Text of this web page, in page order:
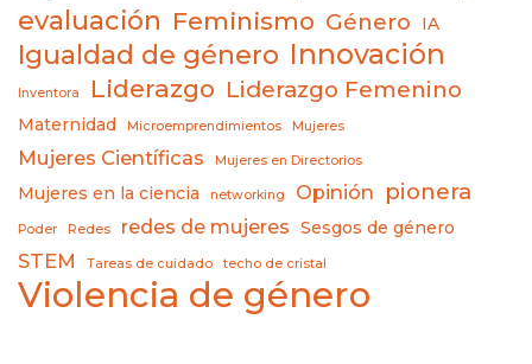
evaluación Feminismo Género IA
Igualdad de género Innovación
Inventora Liderazgo Liderazgo Femenino
Maternidad Microemprendimientos Mujeres
Mujeres Científicas Mujeres en Directorios
Mujeres en la ciencia networking Opinión pionera
Poder Redes redes de mujeres Sesgos de género
STEM Tareas de cuidado techo de cristal
Violencia de género